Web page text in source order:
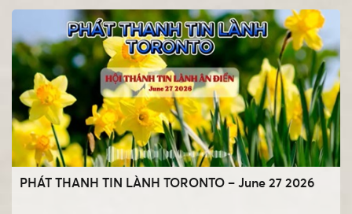
PHÁT THANH TIN LÀNH TORONTO – June 27 2026